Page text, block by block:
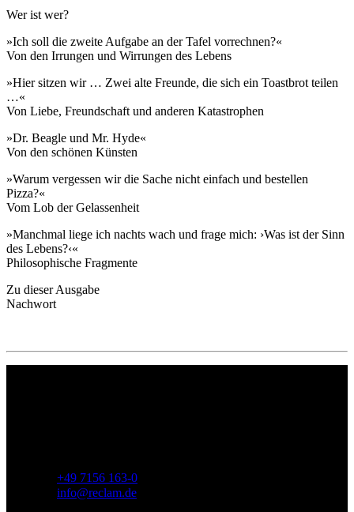
Wer ist wer?
»Ich soll die zweite Aufgabe an der Tafel vorrechnen?«
Von den Irrungen und Wirrungen des Lebens
»Hier sitzen wir … Zwei alte Freunde, die sich ein Toastbrot teilen
…«
Von Liebe, Freundschaft und anderen Katastrophen
»Dr. Beagle und Mr. Hyde«
Von den schönen Künsten
»Warum vergessen wir die Sache nicht einfach und bestellen
Pizza?«
Vom Lob der Gelassenheit
»Manchmal liege ich nachts wach und frage mich: ›Was ist der Sinn
des Lebens?‹«
Philosophische Fragmente
Zu dieser Ausgabe
Nachwort
+49 7156 163-0
info@reclam.de